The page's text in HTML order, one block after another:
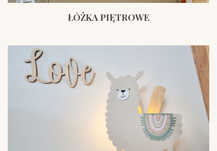
ŁÓŻKA PIĘTROWE